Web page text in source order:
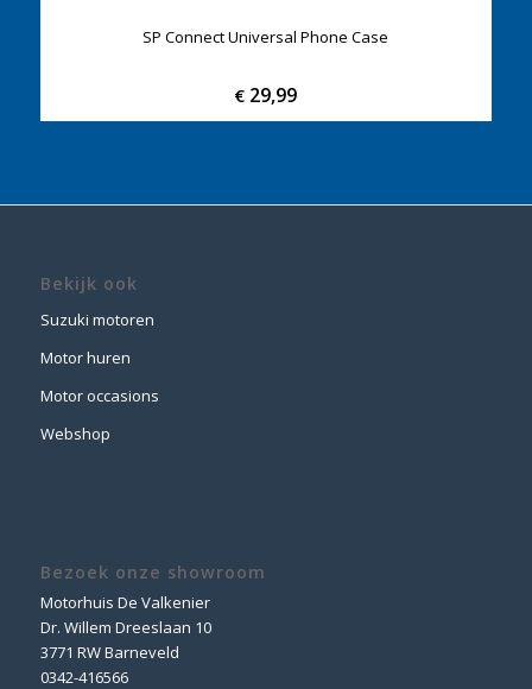
SP Connect Universal Phone Case
€ 29,99
Bekijk ook
Suzuki motoren
Motor huren
Motor occasions
Webshop
Bezoek onze showroom
Motorhuis De Valkenier
Dr. Willem Dreeslaan 10
3771 RW Barneveld
0342-416566